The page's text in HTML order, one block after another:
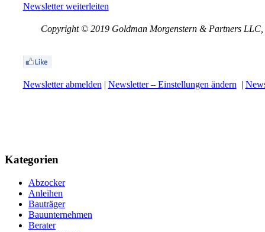
Newsletter weiterleiten
Copyright © 2019 Goldman Morgenstern & Partners LLC,
Newsletter abmelden | Newsletter – Einstellungen ändern |
Kategorien
Abzocker
Anleihen
Bauträger
Bauunternehmen
Berater